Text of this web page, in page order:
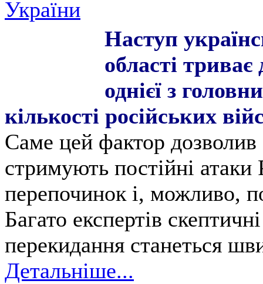
України
Наступ
області
однієї з
кількості російських
Саме цей фактор
стримують постійні
перепочинок і, можливо,
Багато експертів
перекидання станеться
Детальніше...